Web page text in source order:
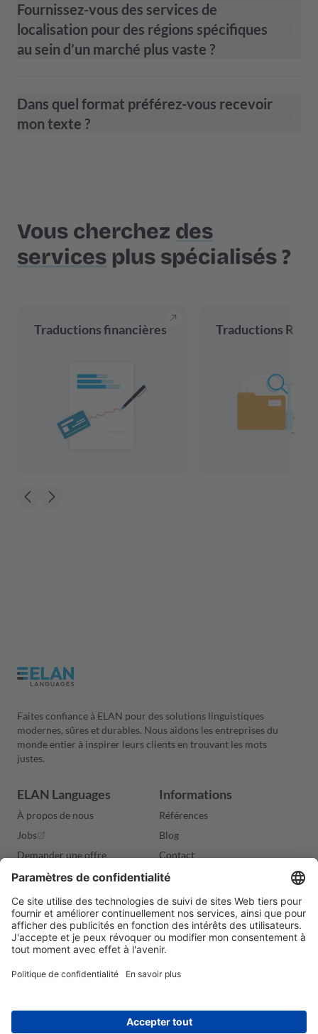
Fournissez-vous des services de
localisation pour des régions spécifiques
au sein d’un marché plus vaste ?
Dans quel format préférez-vous recevoir
mon texte ?
Vous cherchez des
services plus spécialisés ?
Traductions financières Traductions RH
Faites confiance à ELAN pour des solutions linguistiques
modernes, sûres et durables. Nous aidons les entreprises du
monde entier à inspirer leurs clients en trouvant les mots
justes.
ELAN Languages
À propos de nous
Jobs
Demander une offre
Informations
Références
Blog
Contact
Aspects juridiques
Politique de confidentialité
Conditions générales
Cookies